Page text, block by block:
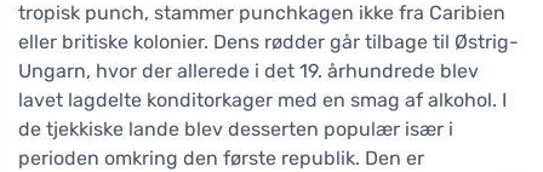
tropisk punch, stammer punchkagen ikke fra Caribien
eller britiske kolonier. Dens rødder går tilbage til Østrig-
Ungarn, hvor der allerede i det 19. århundrede blev
lavet lagdelte konditorkager med en smag af alkohol. I
de tjekkiske lande blev desserten populær især i
perioden omkring den første republik. Den er